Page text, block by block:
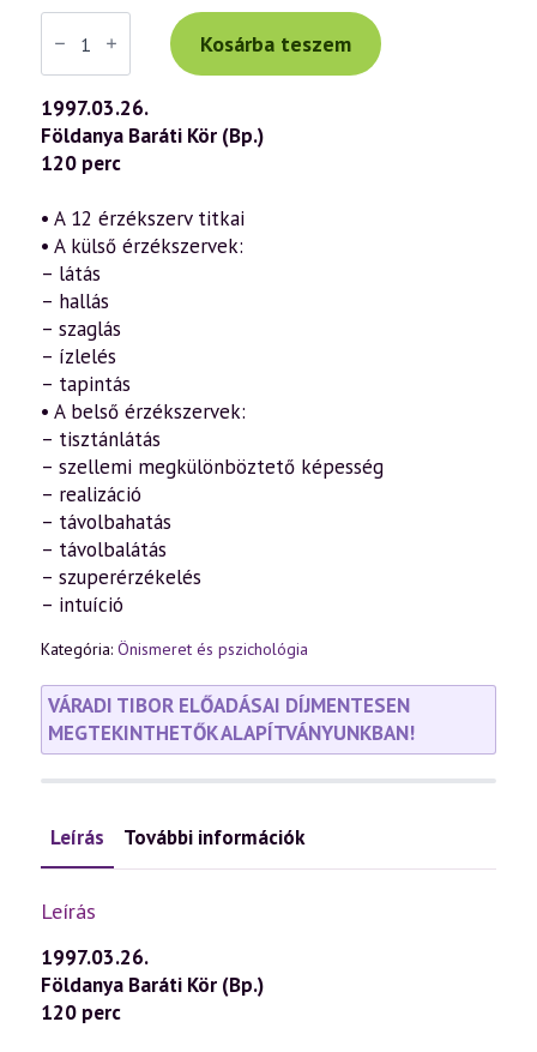
Váradi
Tibor
előadás
(022)
—
Inaktív
belső
érzékszerveink
fejlesztése
működése
(1997.03.26.)
mennyiség
Kosárba teszem
1997.03.26.
Földanya Baráti Kör (Bp.)
120 perc
• A 12 érzékszerv titkai
• A külső érzékszervek:
– látás
– hallás
– szaglás
– ízlelés
– tapintás
• A belső érzékszervek:
– tisztánlátás
– szellemi megkülönböztető képesség
– realizáció
– távolbahatás
– távolbalátás
– szuperérzékelés
– intuíció
Kategória: Önismeret és pszichológia
VÁRADI TIBOR ELŐADÁSAI DÍJMENTESEN
MEGTEKINTHETŐK ALAPÍTVÁNYUNKBAN!
Leírás További információk
Leírás
1997.03.26.
Földanya Baráti Kör (Bp.)
120 perc